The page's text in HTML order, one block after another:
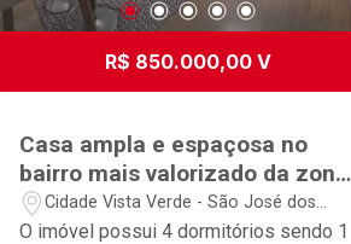
R$ 850.000,00 V
Casa ampla e espaçosa no
bairro mais valorizado da zona
leste!
Cidade Vista Verde - São José dos
Campos/SP
O imóvel possui 4 dormitórios sendo 1